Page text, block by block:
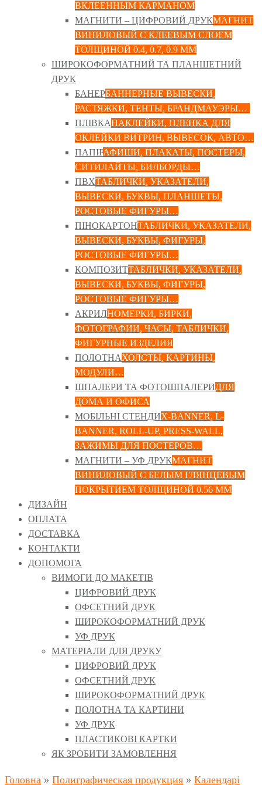
ВКЛЕЕННЫМ КАРМАНОМ
МАГНИТИ – ЦИФРОВИЙ ДРУКМАГНИТ
ВИНИЛОВЫЙ С КЛЕЕВЫМ СЛОЕМ
ТОЛЩИНОЙ 0.4, 0.7, 0.9 ММ
ШИРОКОФОРМАТНИЙ ТА ПЛАНШЕТНИЙ
ДРУК
БАНЕРБАННЕРНЫЕ ВЫВЕСКИ,
РАСТЯЖКИ, ТЕНТЫ, БРАНДМАУЭРЫ…
ПЛІВКАНАКЛЕЙКИ, ПЛЕНКА ДЛЯ
ОКЛЕЙКИ ВИТРИН, ВЫВЕСОК, АВТО…
ПАПІРАФИШИ, ПЛАКАТЫ, ПОСТЕРЫ,
СИТИЛАЙТЫ, БИЛБОРДЫ…
ПВХТАБЛИЧКИ, УКАЗАТЕЛИ,
ВЫВЕСКИ, БУКВЫ, ПЛАНШЕТЫ,
РОСТОВЫЕ ФИГУРЫ…
ПІНОКАРТОНТАБЛИЧКИ, УКАЗАТЕЛИ,
ВЫВЕСКИ, БУКВЫ, ФИГУРЫ,
РОСТОВЫЕ ФИГУРЫ…
КОМПОЗИТТАБЛИЧКИ, УКАЗАТЕЛИ,
ВЫВЕСКИ, БУКВЫ, ФИГУРЫ,
РОСТОВЫЕ ФИГУРЫ…
АКРИЛНОМЕРКИ, БИРКИ,
ФОТОГРАФИИ, ЧАСЫ, ТАБЛИЧКИ,
ФИГУРНЫЕ ИЗДЕЛИЯ
ПОЛОТНАХОЛСТЫ, КАРТИНЫ,
МОДУЛИ…
ШПАЛЕРИ ТА ФОТОШПАЛЕРИДЛЯ
ДОМА И ОФИСА
МОБІЛЬНІ СТЕНДИX-BANNER, L-
BANNER, ROLL-UP, PRESS-WALL,
ЗАЖИМЫ ДЛЯ ПОСТЕРОВ…
МАГНИТИ – УФ ДРУКМАГНИТ
ВИНИЛОВЫЙ С БЕЛЫМ ГЛЯНЦЕВЫМ
ПОКРЫТИЕМ ТОЛЩИНОЙ 0.56 ММ
ДИЗАЙН
ОПЛАТА
ДОСТАВКА
КОНТАКТИ
ДОПОМОГА
ВИМОГИ ДО МАКЕТІВ
ЦИФРОВИЙ ДРУК
ОФСЕТНИЙ ДРУК
ШИРОКОФОРМАТНИЙ ДРУК
УФ ДРУК
МАТЕРІАЛИ ДЛЯ ДРУКУ
ЦИФРОВИЙ ДРУК
ОФСЕТНИЙ ДРУК
ШИРОКОФОРМАТНИЙ ДРУК
ПОЛОТНА ТА КАРТИНИ
УФ ДРУК
ПЛАСТИКОВІ КАРТКИ
ЯК ЗРОБИТИ ЗАМОВЛЕННЯ
Головна » Полиграфическая продукция » Календарі